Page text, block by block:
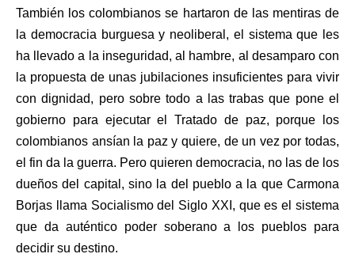
También los colombianos se hartaron de las mentiras de
la democracia burguesa y neoliberal, el sistema que les
ha llevado a la inseguridad, al hambre, al desamparo con
la propuesta de unas jubilaciones insuficientes para vivir
con dignidad, pero sobre todo a las trabas que pone el
gobierno para ejecutar el Tratado de paz, porque los
colombianos ansían la paz y quiere, de un vez por todas,
el fin da la guerra. Pero quieren democracia, no las de los
dueños del capital, sino la del pueblo a la que Carmona
Borjas llama Socialismo del Siglo XXI, que es el sistema
que da auténtico poder soberano a los pueblos para
decidir su destino.